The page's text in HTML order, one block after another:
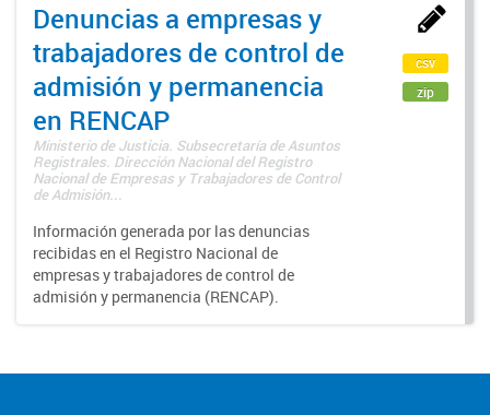
Denuncias a empresas y
trabajadores de control de
admisión y permanencia
en RENCAP
Ministerio de Justicia. Subsecretaría de Asuntos
Registrales. Dirección Nacional del Registro
Nacional de Empresas y Trabajadores de Control
de Admisión...
Información generada por las denuncias
recibidas en el Registro Nacional de
empresas y trabajadores de control de
admisión y permanencia (RENCAP).
csv
zip